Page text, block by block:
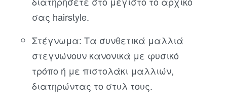
σας hairstyle.
Στέγνωμα: Τα συνθετικά μαλλιά
στεγνώνουν κανονικά με φυσικό
τρόπο ή με πιστολάκι μαλλιών,
διατηρώντας το στυλ τους.